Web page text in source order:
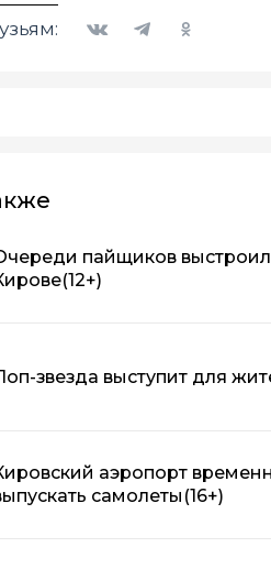
пайщиков
(12+)
звезда выступит для
аэропорт
самолеты (16+)